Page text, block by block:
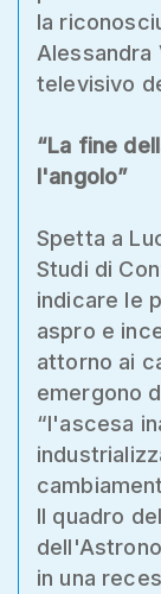
la
Alessandra
televisivo
“La fine
l'angolo”
Spetta a
Studi di
indicare le
aspro e
attorno ai
emergono
“l'ascesa
Il quadro
in una